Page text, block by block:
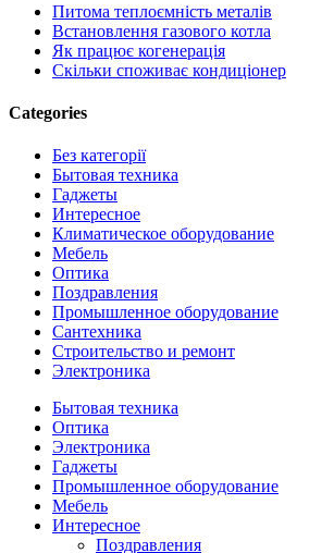
Питома теплоємність металів
Встановлення газового котла
Як працює когенерація
Скільки споживає кондиціонер
Categories
Без категорії
Бытовая техника
Гаджеты
Интересное
Климатическое оборудование
Мебель
Оптика
Поздравления
Промышленное оборудование
Сантехника
Строительство и ремонт
Электроника
Close
Menu
Бытовая техника
Оптика
Электроника
Гаджеты
Промышленное оборудование
Мебель
Интересное
Поздравления